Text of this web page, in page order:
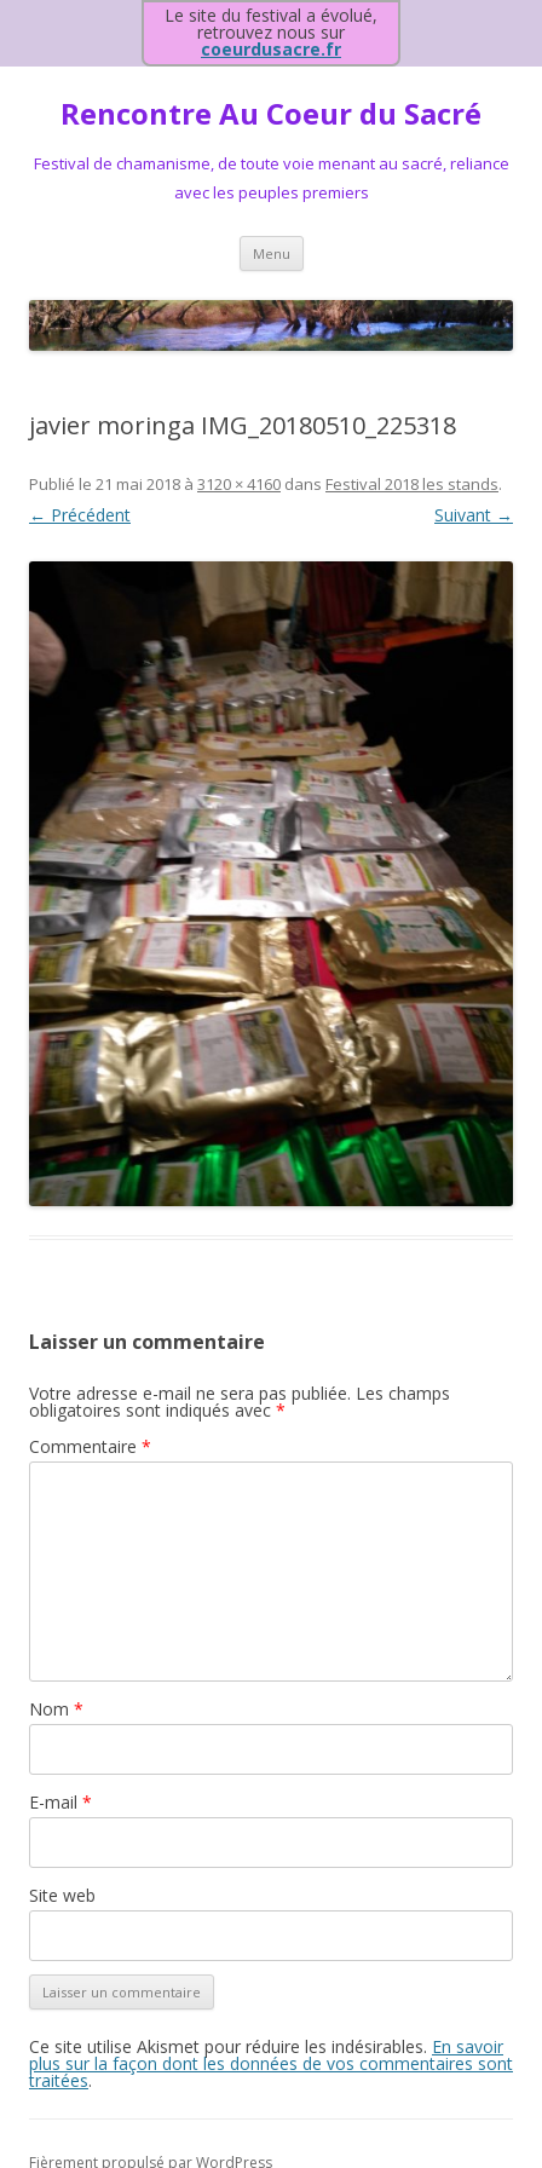
Le site du festival a évolué,
retrouvez nous sur
coeurdusacre.fr
Rencontre Au Coeur du Sacré
Festival de chamanisme, de toute voie menant au sacré, reliance
avec les peuples premiers
Menu Aller au contenu principal
javier moringa IMG_20180510_225318
Publié le 21 mai 2018 à 3120 × 4160 dans Festival 2018 les stands.
← Précédent Suivant →
Laisser un commentaire
Votre adresse e-mail ne sera pas publiée. Les champs
obligatoires sont indiqués avec *
Commentaire *
Nom *
E-mail *
Site web
Ce site utilise Akismet pour réduire les indésirables. En savoir
plus sur la façon dont les données de vos commentaires sont
traitées.
Fièrement propulsé par WordPress